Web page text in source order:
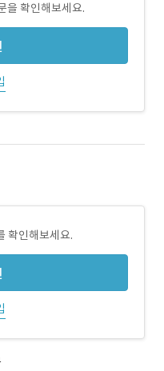
을 확인해보세요.
확인해보세요.